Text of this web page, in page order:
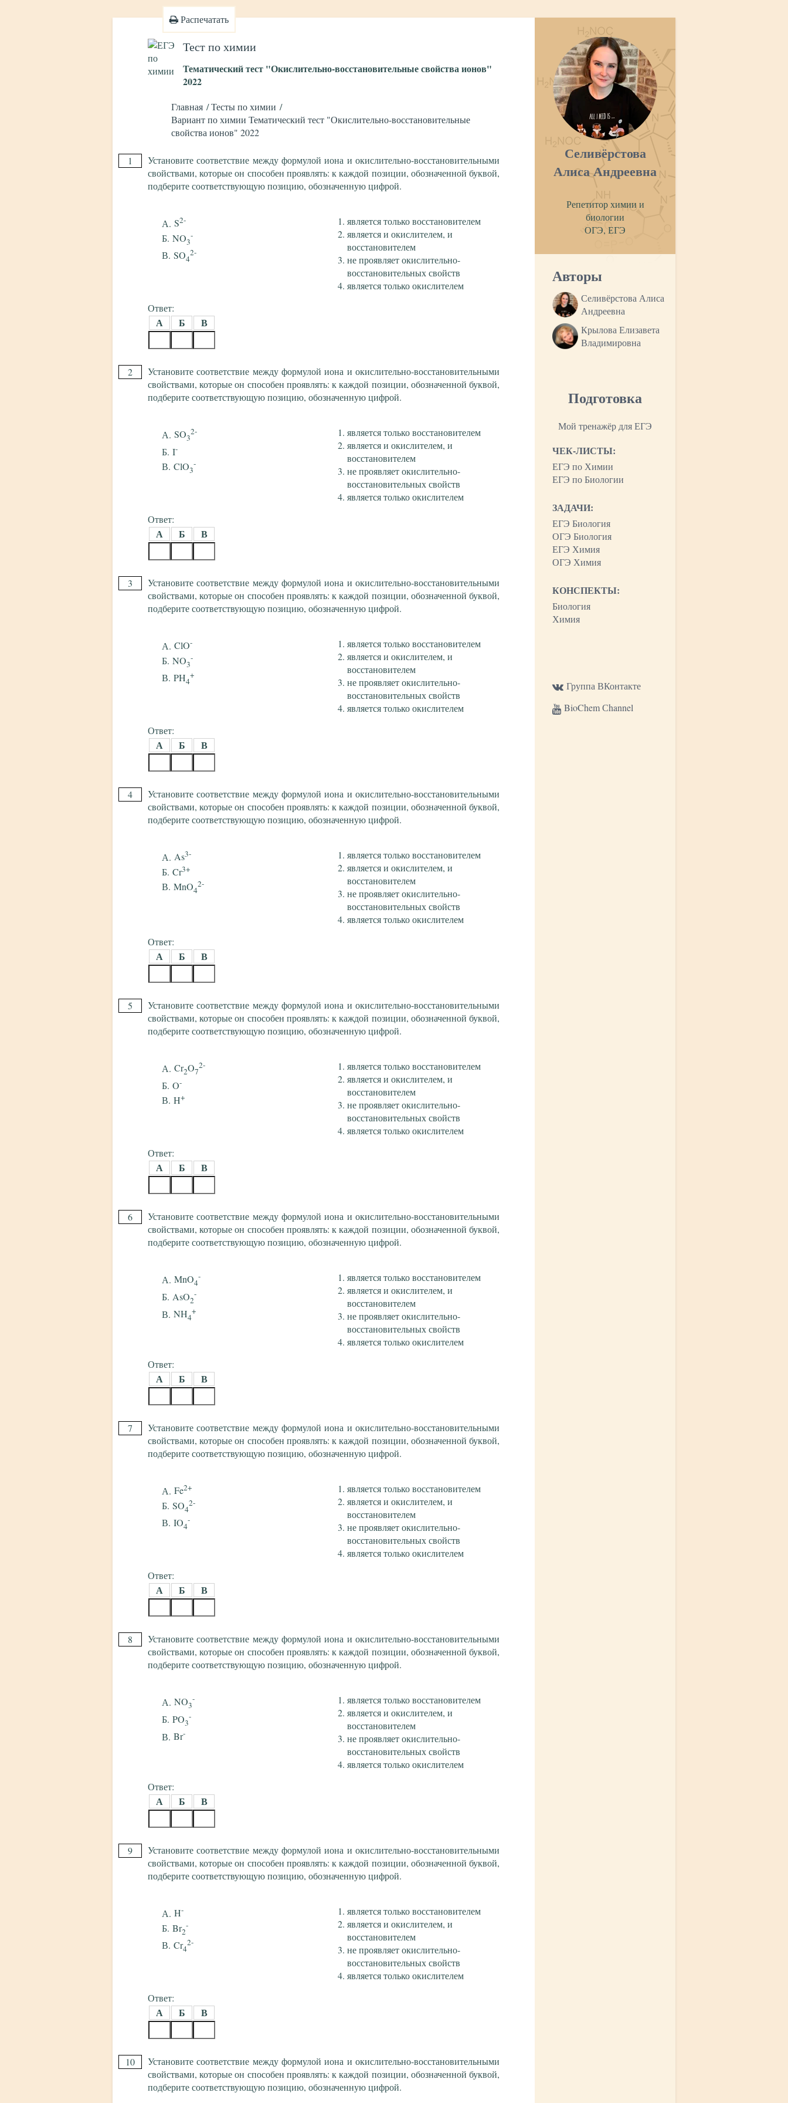
Селивёрстова
Алиса Андреевна
Репетитор химии и
биологии
ОГЭ, ЕГЭ
Авторы
Селивёрстова Алиса
Андреевна
Крылова Елизавета
Владимировна
Подготовка
Мой тренажёр для ЕГЭ
ЧЕК-ЛИСТЫ:
ЕГЭ по Химии
ЕГЭ по Биологии
ЗАДАЧИ:
ЕГЭ Биология
ОГЭ Биология
ЕГЭ Химия
ОГЭ Химия
КОНСПЕКТЫ:
Биология
Химия
Группа ВКонтакте
BioChem Сhannel
Распечатать
Тест по химии
Тематический тест "Окислительно-восстановительные свойства ионов"
2022
Главная
Тесты по химии
Вариант по химии Тематический тест "Окислительно-восстановительные
свойства ионов" 2022
1
Установите соответствие между формулой иона и окислительно-восстановительными
свойствами, которые он способен проявлять: к каждой позиции, обозначенной буквой,
подберите соответствующую позицию, обозначенную цифрой.
S2-
NO3
-
SO4
2-
является только восстановителем
является и окислителем, и
восстановителем
не проявляет окислительно-
восстановительных свойств
является только окислителем
Ответ:
А Б В
2
Установите соответствие между формулой иона и окислительно-восстановительными
свойствами, которые он способен проявлять: к каждой позиции, обозначенной буквой,
подберите соответствующую позицию, обозначенную цифрой.
SO3
2-
I-
ClO3
-
является только восстановителем
является и окислителем, и
восстановителем
не проявляет окислительно-
восстановительных свойств
является только окислителем
Ответ:
А Б В
3
Установите соответствие между формулой иона и окислительно-восстановительными
свойствами, которые он способен проявлять: к каждой позиции, обозначенной буквой,
подберите соответствующую позицию, обозначенную цифрой.
ClO-
NO3
-
PH4
+
является только восстановителем
является и окислителем, и
восстановителем
не проявляет окислительно-
восстановительных свойств
является только окислителем
Ответ:
А Б В
4
Установите соответствие между формулой иона и окислительно-восстановительными
свойствами, которые он способен проявлять: к каждой позиции, обозначенной буквой,
подберите соответствующую позицию, обозначенную цифрой.
As3-
Cr3+
MnO4
2-
является только восстановителем
является и окислителем, и
восстановителем
не проявляет окислительно-
восстановительных свойств
является только окислителем
Ответ:
А Б В
5
Установите соответствие между формулой иона и окислительно-восстановительными
свойствами, которые он способен проявлять: к каждой позиции, обозначенной буквой,
подберите соответствующую позицию, обозначенную цифрой.
Cr2O7
2-
O-
H+
является только восстановителем
является и окислителем, и
восстановителем
не проявляет окислительно-
восстановительных свойств
является только окислителем
Ответ:
А Б В
6
Установите соответствие между формулой иона и окислительно-восстановительными
свойствами, которые он способен проявлять: к каждой позиции, обозначенной буквой,
подберите соответствующую позицию, обозначенную цифрой.
MnO4
-
AsO2
-
NH4
+
является только восстановителем
является и окислителем, и
восстановителем
не проявляет окислительно-
восстановительных свойств
является только окислителем
Ответ:
А Б В
7
Установите соответствие между формулой иона и окислительно-восстановительными
свойствами, которые он способен проявлять: к каждой позиции, обозначенной буквой,
подберите соответствующую позицию, обозначенную цифрой.
Fe2+
SO4
2-
IO4
-
является только восстановителем
является и окислителем, и
восстановителем
не проявляет окислительно-
восстановительных свойств
является только окислителем
Ответ:
А Б В
8
Установите соответствие между формулой иона и окислительно-восстановительными
свойствами, которые он способен проявлять: к каждой позиции, обозначенной буквой,
подберите соответствующую позицию, обозначенную цифрой.
NO3
-
PO3
-
Br-
является только восстановителем
является и окислителем, и
восстановителем
не проявляет окислительно-
восстановительных свойств
является только окислителем
Ответ:
А Б В
9
Установите соответствие между формулой иона и окислительно-восстановительными
свойствами, которые он способен проявлять: к каждой позиции, обозначенной буквой,
подберите соответствующую позицию, обозначенную цифрой.
H-
Br2
-
Cr4
2-
является только восстановителем
является и окислителем, и
восстановителем
не проявляет окислительно-
восстановительных свойств
является только окислителем
Ответ:
А Б В
10
Установите соответствие между формулой иона и окислительно-восстановительными
свойствами, которые он способен проявлять: к каждой позиции, обозначенной буквой,
подберите соответствующую позицию, обозначенную цифрой.